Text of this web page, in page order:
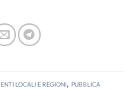
Enti locali e regioni, Pubblica